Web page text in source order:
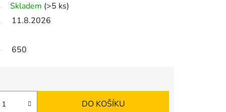
Skladem (>5 ks)
11.8.2026
650
DO KOŠÍKU